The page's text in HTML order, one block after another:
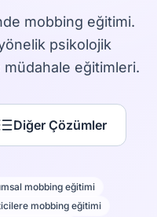
mobbing eğitimi.
psikolojik
müdahale eğitimleri.
Diğer Çözümler
mobbing eğitimi
mobbing eğitimi